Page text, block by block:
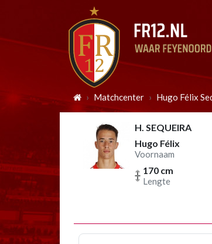
Matchcenter Hugo Félix
H. SEQUEIRA
Hugo Félix
Voornaam
170 cm
Lengte